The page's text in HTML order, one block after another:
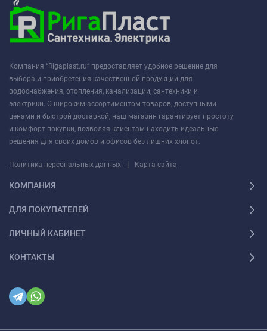
Выбирая радиатор Royal Thermo BiLiner Bianco Traffico 500, вы
инвестируете в комфорт и уют своего дома. Наслаждайтесь
Компания “Rigaplast.ru” предоставляет удобное решение для
выбора и приобретения качественной продукции для
водоснабжения, отопления, канализации, сантехники и
электрики. С широким ассортиментом товаров, доступными
ценами и быстрой доставкой, наш магазин гарантирует простоту
и комфорт покупки, позволяя клиентам находить идеальные
решения для своих домов и офисов без лишних хлопот.
Политика персональных данных | Карта сайта
КОМПАНИЯ
ДЛЯ ПОКУПАТЕЛЕЙ
ЛИЧНЫЙ КАБИНЕТ
КОНТАКТЫ